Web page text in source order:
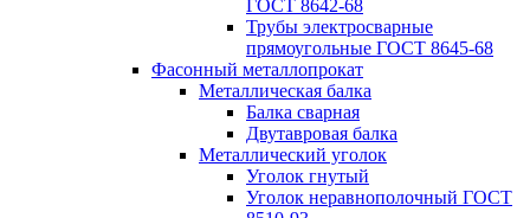
ГОСТ 8642-68
Трубы электросварные
прямоугольные ГОСТ 8645-68
Фасонный металлопрокат
Металлическая балка
Балка сварная
Двутавровая балка
Металлический уголок
Уголок гнутый
Уголок неравнополочный ГОСТ